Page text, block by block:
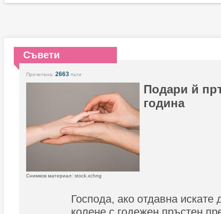
Съвети
Прочетена: 2663 пъти
Подари й
година
Снимков материал: stock.xchng
Господа, ако отдавна искате